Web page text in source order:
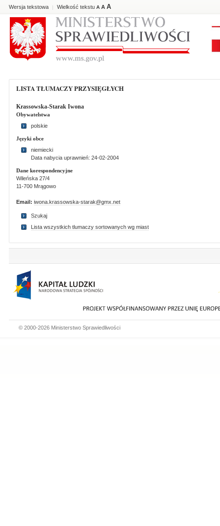
Wersja tekstowa | Wielkość tekstu A A A
LISTA TŁUMACZY PRZYSIĘGŁYCH
Krassowska-Starak Iwona
Obywatelstwa
polskie
Języki obce
niemiecki
Data nabycia uprawnień: 24-02-2004
Dane korespondencyjne
Wileńska 27/4
11-700 Mrągowo
Email: iwona.krassowska-starak@gmx.net
Szukaj
Lista wszystkich tlumaczy sortowanych wg miast
© 2000-2026 Ministerstwo Sprawiedliwości